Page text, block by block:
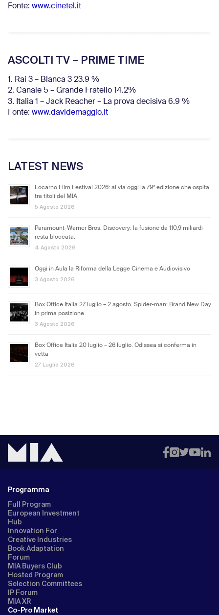
Fonte: www.cinetel.it
ASCOLTI TV – PRIME TIME
1. Rai 3 – Blanca 3 23.9 %
2. Canale 5 – Grande Fratello 14.2%
3. Italia 1 – Jack Reacher – La prova decisiva 6.9 %
Fonte: www.davidemaggio.it
LATEST NEWS
Locarno Film Festival 2026: al via oggi la 79ª edizione che ospita
tre titoli del MIA
5 Agosto 2026
Paramount-Warner Bros. Discovery: la fusione da 110,9 miliardi
resta bloccata.
4 Agosto 2026
Oggi in Aula la Riforma della Legge Cinema e Audiovisivo
3 Agosto 2026
Box Office Italia 27 luglio – 2 agosto. Spider-man: Brand New Day
in prima posizione
3 Agosto 2026
Box Office Italia 20 luglio – 26 luglio. Odissea si conferma in
vetta
27 Luglio 2026
Programma
Full Program
European Investment
Hub
Innovation For
Creative Industries
Book Adaptation
Forum
MIA Buyers Club
Hosted Program
Selection Committees
IP Forum
MIA XR
Co-Pro Market